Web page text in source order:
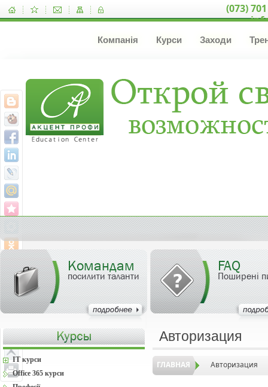
(073)
Компанія Курси Заходи
Командам
посилити таланти
FAQ
Поширені
Авторизация
ГЛАВНАЯ Авторизация
IT курси
Office 365 курси